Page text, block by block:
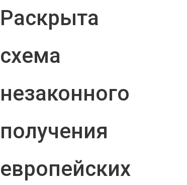
Раскрыта
схема
незаконного
получения
европейских